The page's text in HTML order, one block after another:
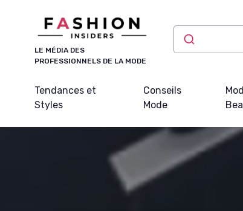
LE MÉDIA DES
PROFESSIONNELS DE LA MODE
Tendances et
Styles
Conseils
Mode